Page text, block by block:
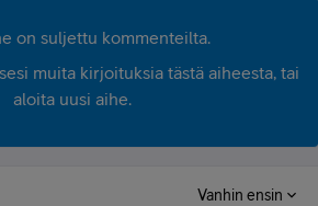
on suljettu kommenteilta.
muita kirjoituksia tästä aiheesta, tai
aloita uusi aihe.
Vanhin ensin